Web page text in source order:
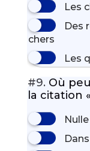
Les
Des
chers
Les
#9. Où
la citation